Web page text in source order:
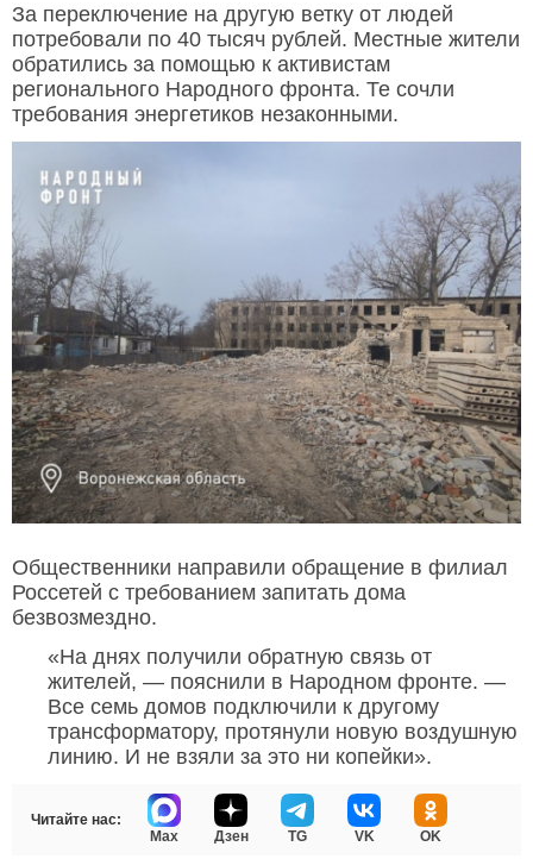
За переключение на другую ветку от людей
потребовали по 40 тысяч рублей. Местные жители
обратились за помощью к активистам
регионального Народного фронта. Те сочли
требования энергетиков незаконными.
Общественники направили обращение в филиал
Россетей с требованием запитать дома
безвозмездно.
«На днях получили обратную связь от
жителей, — пояснили в Народном фронте. —
Все семь домов подключили к другому
трансформатору, протянули новую воздушную
линию. И не взяли за это ни копейки».
Читайте нас:
Max
Дзен TG VK OK